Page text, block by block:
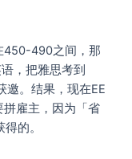
450-490之间，那
，把雅思考到
邀。结果，现在EE
雇主，因为「省
的。